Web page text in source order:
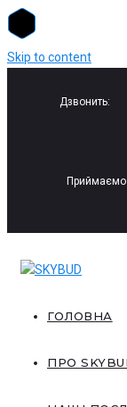
Skip to content
Дзвонить:
Приймаємо
ГОЛОВНА
ПРО